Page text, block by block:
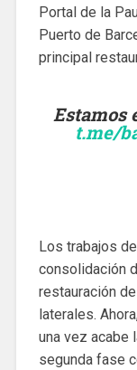
Portal de la
Puerto de
principal
Estamos
t.me/
Los trabajos
consolidación
restauración
laterales.
una vez acabe
segunda fase